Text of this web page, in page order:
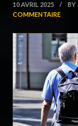
10 AVRIL 2025 / BY
COMMENTAIRE